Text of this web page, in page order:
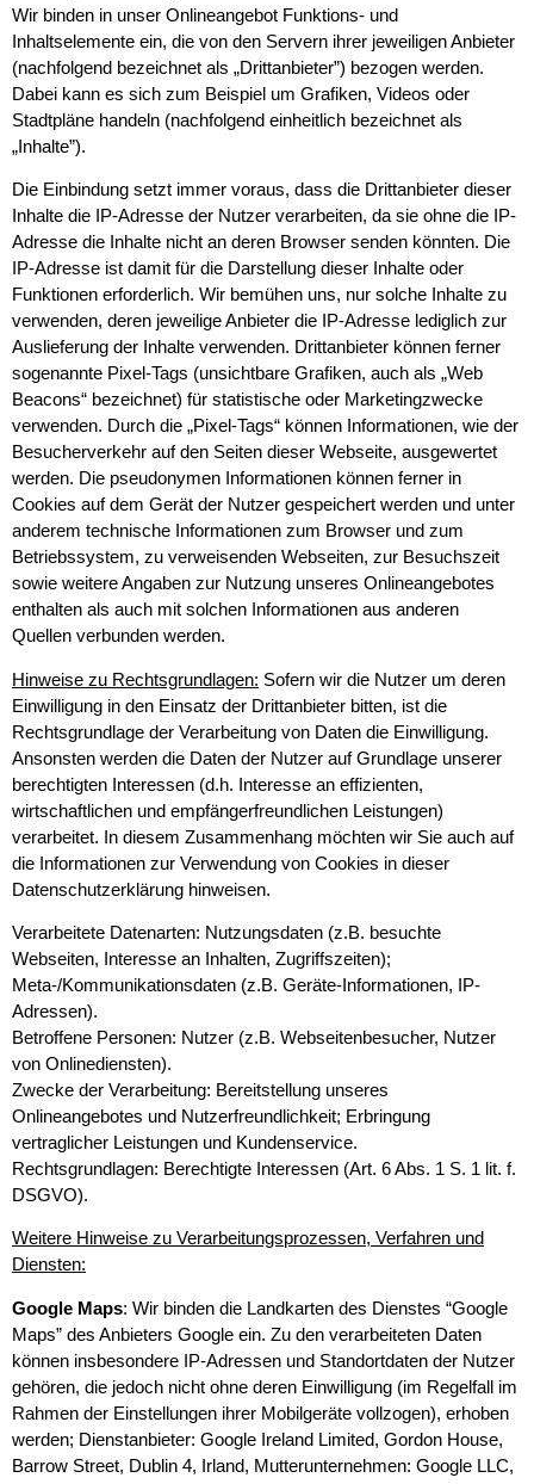
Wir binden in unser Onlineangebot Funktions- und
Inhaltselemente ein, die von den Servern ihrer jeweiligen Anbieter
(nachfolgend bezeichnet als „Drittanbieter”) bezogen werden.
Dabei kann es sich zum Beispiel um Grafiken, Videos oder
Stadtpläne handeln (nachfolgend einheitlich bezeichnet als
„Inhalte”).
Die Einbindung setzt immer voraus, dass die Drittanbieter dieser
Inhalte die IP-Adresse der Nutzer verarbeiten, da sie ohne die IP-
Adresse die Inhalte nicht an deren Browser senden könnten. Die
IP-Adresse ist damit für die Darstellung dieser Inhalte oder
Funktionen erforderlich. Wir bemühen uns, nur solche Inhalte zu
verwenden, deren jeweilige Anbieter die IP-Adresse lediglich zur
Auslieferung der Inhalte verwenden. Drittanbieter können ferner
sogenannte Pixel-Tags (unsichtbare Grafiken, auch als „Web
Beacons“ bezeichnet) für statistische oder Marketingzwecke
verwenden. Durch die „Pixel-Tags“ können Informationen, wie der
Besucherverkehr auf den Seiten dieser Webseite, ausgewertet
werden. Die pseudonymen Informationen können ferner in
Cookies auf dem Gerät der Nutzer gespeichert werden und unter
anderem technische Informationen zum Browser und zum
Betriebssystem, zu verweisenden Webseiten, zur Besuchszeit
sowie weitere Angaben zur Nutzung unseres Onlineangebotes
enthalten als auch mit solchen Informationen aus anderen
Quellen verbunden werden.
Hinweise zu Rechtsgrundlagen: Sofern wir die Nutzer um deren
Einwilligung in den Einsatz der Drittanbieter bitten, ist die
Rechtsgrundlage der Verarbeitung von Daten die Einwilligung.
Ansonsten werden die Daten der Nutzer auf Grundlage unserer
berechtigten Interessen (d.h. Interesse an effizienten,
wirtschaftlichen und empfängerfreundlichen Leistungen)
verarbeitet. In diesem Zusammenhang möchten wir Sie auch auf
die Informationen zur Verwendung von Cookies in dieser
Datenschutzerklärung hinweisen.
Verarbeitete Datenarten: Nutzungsdaten (z.B. besuchte
Webseiten, Interesse an Inhalten, Zugriffszeiten);
Meta-/Kommunikationsdaten (z.B. Geräte-Informationen, IP-
Adressen).
Betroffene Personen: Nutzer (z.B. Webseitenbesucher, Nutzer
von Onlinediensten).
Zwecke der Verarbeitung: Bereitstellung unseres
Onlineangebotes und Nutzerfreundlichkeit; Erbringung
vertraglicher Leistungen und Kundenservice.
Rechtsgrundlagen: Berechtigte Interessen (Art. 6 Abs. 1 S. 1 lit. f.
DSGVO).
Weitere Hinweise zu Verarbeitungsprozessen, Verfahren und
Diensten:
Google Maps: Wir binden die Landkarten des Dienstes “Google
Maps” des Anbieters Google ein. Zu den verarbeiteten Daten
können insbesondere IP-Adressen und Standortdaten der Nutzer
gehören, die jedoch nicht ohne deren Einwilligung (im Regelfall im
Rahmen der Einstellungen ihrer Mobilgeräte vollzogen), erhoben
werden; Dienstanbieter: Google Ireland Limited, Gordon House,
Barrow Street, Dublin 4, Irland, Mutterunternehmen: Google LLC,